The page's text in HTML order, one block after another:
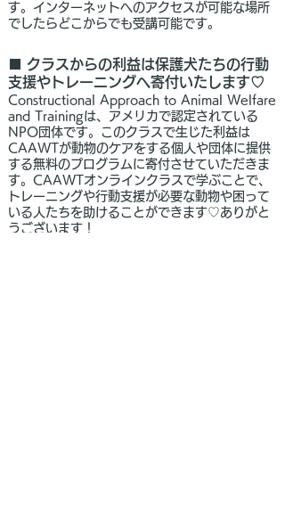
す。インターネットへのアクセスが可能な場所
でしたらどこからでも受講可能です。
■ クラスからの利益は保護犬たちの行動
支援やトレーニングへ寄付いたします♡
Constructional Approach to Animal Welfare
and Trainingは、アメリカで認定されている
NPO団体です。このクラスで生じた利益は
CAAWTが動物のケアをする個人や団体に提供
する無料のプログラムに寄付させていただきま
す。CAAWTオンラインクラスで学ぶことで、
トレーニングや行動支援が必要な動物や困って
いる人たちを助けることができます♡ありがと
うございます！​